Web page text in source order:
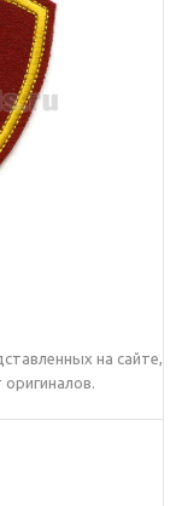
на сайте,